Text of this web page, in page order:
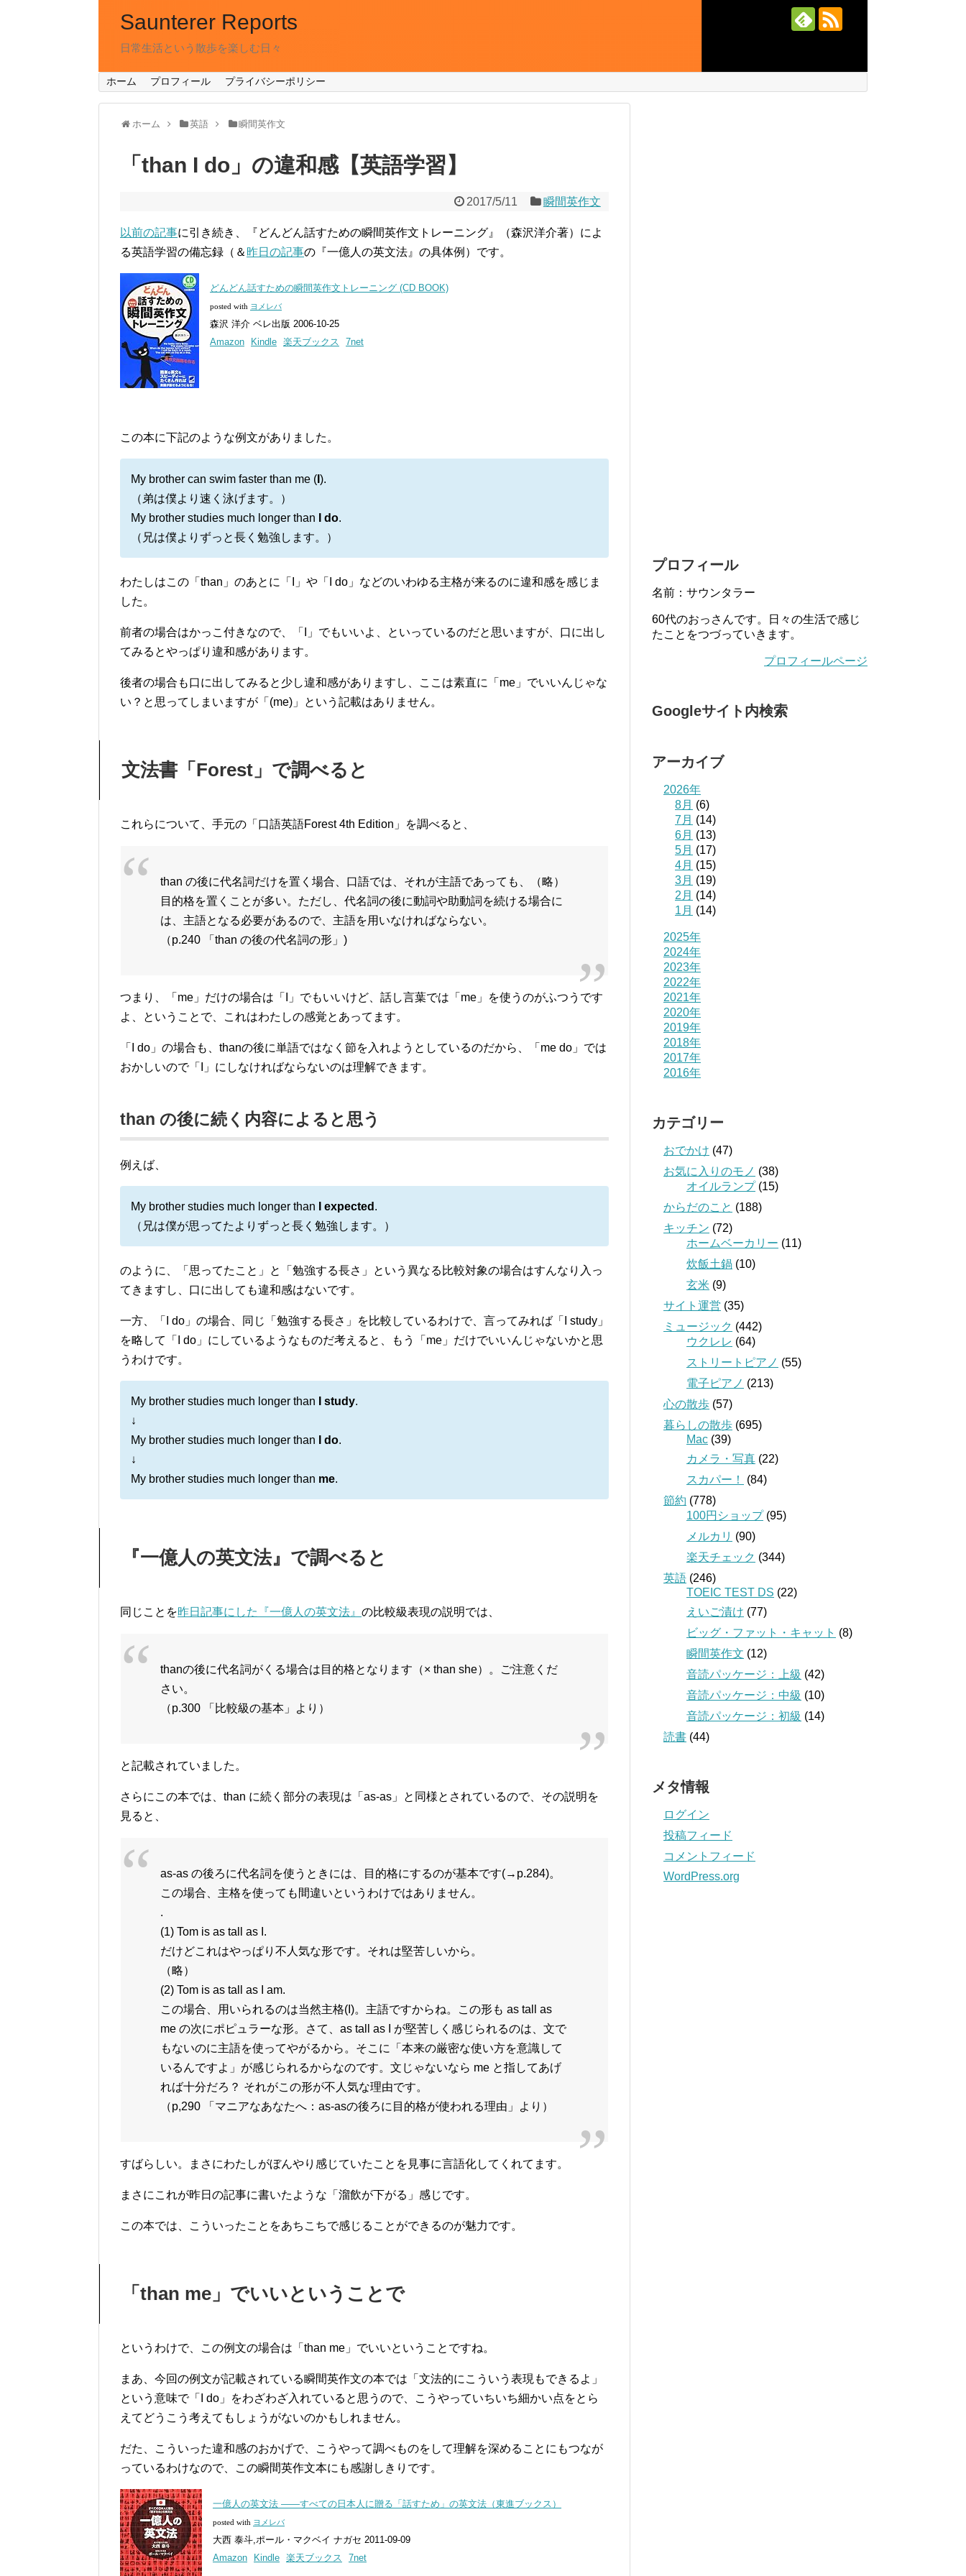
Saunterer Reports
日常生活という散歩を楽しむ日々
ホーム プロフィール プライバシーポリシー
ホーム 英語 瞬間英作文
「than I do」の違和感【英語学習】
2017/5/11 瞬間英作文
以前の記事に引き続き、『どんどん話すための瞬間英作文トレーニング』（森沢洋介著）によ
る英語学習の備忘録（＆ 昨日の記事の『一億人の英文法』の具体例）です。
どんどん話すための瞬間英作文トレーニング (CD BOOK)
posted with ヨメレバ
森沢 洋介 ベレ出版 2006-10-25
Amazon
Kindle 楽天ブックス 7net
この本に下記のような例文がありました。
My brother can swim faster than me ( ).
（弟は僕より速く泳げます。）
My brother studies much longer than
I do.
（兄は僕よりずっと長く勉強します。）
わたしはこの「than」のあとに「I」や「I do」などのいわゆる主格が来るのに違和感を感じま
した。
前者の場合はかっこ付きなので、「I」でもいいよ、といっているのだと思いますが、口に出し
てみるとやっぱり違和感があります。
後者の場合も口に出してみると少し違和感がありますし、ここは素直に「me」でいいんじゃな
い？と思ってしまいますが「(me)」という記載はありません。
文法書「Forest」で調べると
これらについて、手元の「口語英語Forest 4th Edition」を調べると、
than の後に代名詞だけを置く場合、口語では、それが主語であっても、（略）
目的格を置くことが多い。ただし、代名詞の後に動詞や助動詞を続ける場合に
は、主語となる必要があるので、主語を用いなければならない。
（p.240 「than の後の代名詞の形」)
つまり、「me」だけの場合は「I」でもいいけど、話し言葉では「me」を使うのがふつうです
よ、ということで、これはわたしの感覚とあってます。
「I do」の場合も、thanの後に単語ではなく節を入れようとしているのだから、「me do」では
おかしいので「I」にしなければならないのは理解できます。
than の後に続く内容によると思う
例えば、
My brother studies much longer than I expected .
（兄は僕が思ってたよりずっと長く勉強します。）
のように、「思ってたこと」と「勉強する長さ」という異なる比較対象の場合はすんなり入っ
てきますし、口に出しても違和感はないです。
一方、「I do」の場合、同じ「勉強する長さ」を比較しているわけで、言ってみれば「I study」
を略して「I do」にしているようなものだ考えると、もう「me」だけでいいんじゃないかと思
うわけです。
My brother studies much longer than I study.
↓
My brother studies much longer than
I do.
↓
My brother studies much longer than me.
『一億人の英文法』で調べると
同じことを昨日記事にした『一億人の英文法』 の比較級表現の説明では、
thanの後に代名詞がくる場合は目的格となります（× than she）。ご注意くだ
さい。
（p.300 「比較級の基本」より）
と記載されていました。
さらにこの本では、than に続く部分の表現は「as-as」と同様とされているので、その説明を
見ると、
as-as の後ろに代名詞を使うときには、目的格にするのが基本です(→p.284)。
この場合、主格を使っても間違いというわけではありません。
.
(1) Tom is as tall as I.
だけどこれはやっぱり不人気な形です。それは堅苦しいから。
（略）
(2) Tom is as tall as I am.
この場合、用いられるのは当然主格(I)。主語ですからね。この形も as tall as
me の次にポピュラーな形。さて、as tall as I が堅苦しく感じられるのは、文で
もないのに主語を使ってやがるから。そこに「本来の厳密な使い方を意識して
いるんですよ」が感じられるからなのです。文じゃないなら me と指してあげ
れば十分だろ？ それがこの形が不人気な理由です。
（p,290 「マニアなあなたへ：as-asの後ろに目的格が使われる理由」より）
すばらしい。まさにわたしがぼんやり感じていたことを見事に言語化してくれてます。
まさにこれが昨日の記事に書いたような「溜飲が下がる」感じです。
この本では、こういったことをあちこちで感じることができるのが魅力です。
「than me」でいいということで
というわけで、この例文の場合は「than me」でいいということですね。
まあ、今回の例文が記載されている瞬間英作文の本では「文法的にこういう表現もできるよ」
という意味で「I do」をわざわざ入れていると思うので、こうやっていちいち細かい点をとら
えてどうこう考えてもしょうがないのかもしれません。
だた、こういった違和感のおかげで、こうやって調べものをして理解を深めることにもつなが
っているわけなので、この瞬間英作文本にも感謝しきりです。
一億人の英文法 ――すべての日本人に贈る「話すため」の英文法（東進ブックス）
posted with ヨメレバ
大西 泰斗,ポール・マクベイ ナガセ 2011-09-09
Amazon
Kindle 楽天ブックス 7net
プロフィール
名前：サウンタラー
60代のおっさんです。日々の生活で感じ
たことをつづっていきます。
プロフィールページ
Googleサイト内検索
アーカイブ
2026年
8月 (6)
7月 (14)
6月 (13)
5月 (17)
4月 (15)
3月 (19)
2月 (14)
1月 (14)
2025年
2024年
2023年
2022年
2021年
2020年
2019年
2018年
2017年
2016年
カテゴリー
おでかけ (47)
お気に入りのモノ (38)
オイルランプ(15)
からだのこと (188)
キッチン (72)
ホームベーカリー (11)
炊飯土鍋 (10)
玄米 (9)
サイト運営 (35)
ミュージック (442)
ウクレレ (64)
ストリートピアノ (55)
電子ピアノ (213)
心の散歩 (57)
暮らしの散歩 (695)
Mac (39)
カメラ・写真 (22)
スカパー！
(84)
節約 (778)
100円ショップ(95)
メルカリ (90)
楽天チェック (344)
英語 (246)
TOEIC TEST DS (22)
えいご漬け (77)
ビッグ・ファット・キャット (8)
瞬間英作文 (12)
音読パッケージ：上級 (42)
音読パッケージ：中級 (10)
音読パッケージ：初級 (14)
読書 (44)
メタ情報
ログイン
投稿フィード
コメントフィード
WordPress.org